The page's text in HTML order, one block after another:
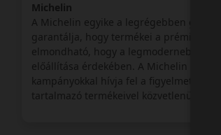
Michelin
A Michelin egyike a legrégebben
garantálja, hogy termékei a prémium
elmondható, hogy a legmodernebb
előállítása érdekében. A Michelin
kampányokkal hívja fel a figyelmet a
tartalmazó termékeivel közvetlenül is